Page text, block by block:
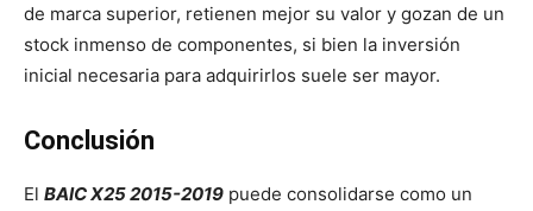
de marca superior, retienen mejor su valor y gozan de un
stock inmenso de componentes, si bien la inversión
inicial necesaria para adquirirlos suele ser mayor.
Conclusión
El BAIC X25 2015-2019 puede consolidarse como un